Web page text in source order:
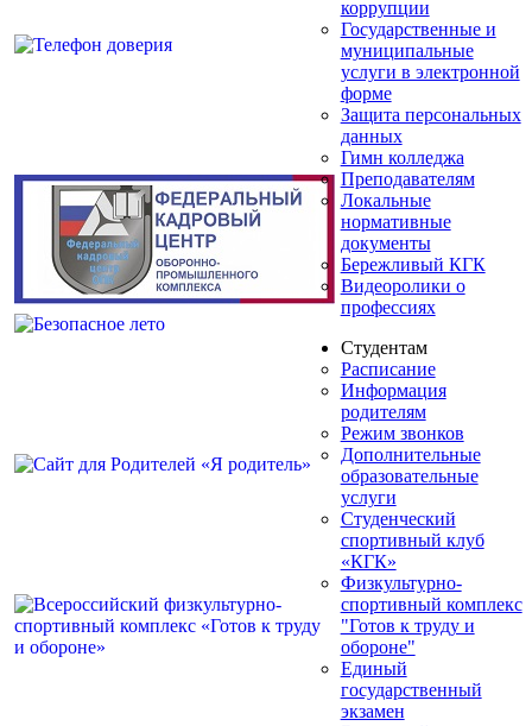
коррупции
Государственные и
муниципальные
услуги в электронной
форме
Защита персональных
данных
Гимн колледжа
Преподавателям
Локальные
нормативные
документы
Бережливый КГК
Видеоролики о
профессиях
Студентам
Расписание
Информация
родителям
Режим звонков
Дополнительные
образовательные
услуги
Студенческий
спортивный клуб
«КГК»
Физкультурно-
спортивный комплекс
"Готов к труду и
обороне"
Единый
государственный
экзамен